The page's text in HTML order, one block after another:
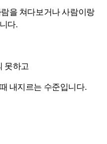
을 쳐다보거나 사람이랑
다.
못하고
내지르는 수준입니다.